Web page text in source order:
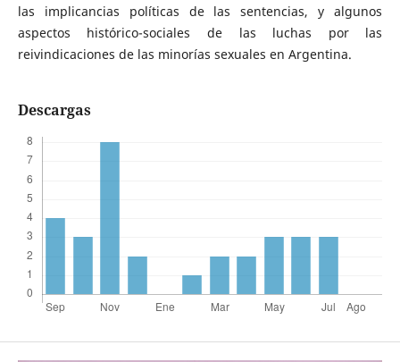
las implicancias políticas de las sentencias, y algunos
aspectos histórico-sociales de las luchas por las
reivindicaciones de las minorías sexuales en Argentina.
Descargas